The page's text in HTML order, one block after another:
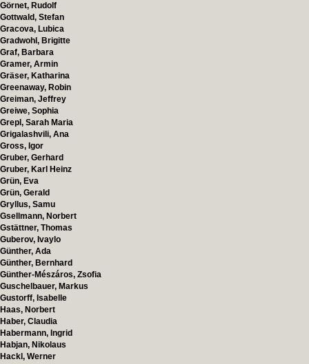
Görnet, Rudolf
Gottwald, Stefan
Gracova, Lubica
Gradwohl, Brigitte
Graf, Barbara
Gramer, Armin
Gräser, Katharina
Greenaway, Robin
Greiman, Jeffrey
Greiwe, Sophia
Grepl, Sarah Maria
Grigalashvili, Ana
Gross, Igor
Gruber, Gerhard
Gruber, Karl Heinz
Grün, Eva
Grün, Gerald
Gryllus, Samu
Gsellmann, Norbert
Gstättner, Thomas
Guberov, Ivaylo
Günther, Ada
Günther, Bernhard
Günther-Mészáros, Zsofia
Guschelbauer, Markus
Gustorff, Isabelle
Haas, Norbert
Haber, Claudia
Habermann, Ingrid
Habjan, Nikolaus
Hackl, Werner